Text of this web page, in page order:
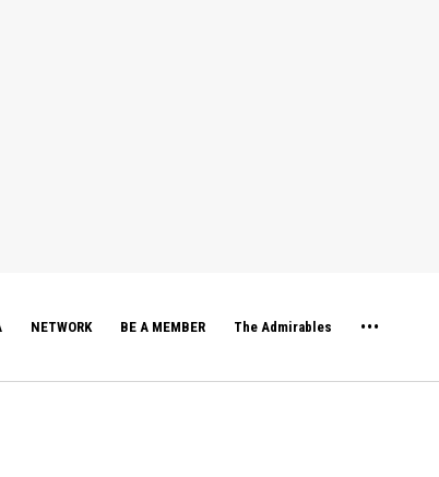
NETWORK BE A MEMBER The Admirables